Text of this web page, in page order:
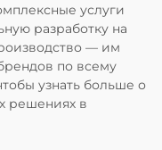
услуги
разработку на
— им
по всему
узнать больше о
решениях в